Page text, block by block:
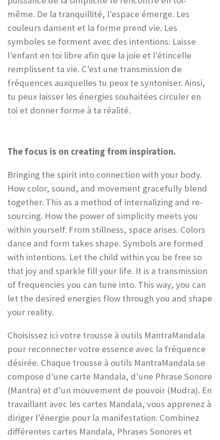
e
même. De la tranquillité, l'espace émerge. Les
couleurs dansent et la forme prend vie. Les
symboles se forment avec des intentions. Laisse
l'enfant en toi libre afin que la joie et l'étincelle
remplissent ta vie. C'est une transmission de
fréquences auxquelles tu peux te syntoniser. Ainsi,
tu peux laisser les énergies souhaitées circuler en
toi et donner forme à ta réalité.
The focus is on creating from inspiration.
Bringing the spirit into connection with your body.
How color, sound, and movement gracefully blend
together. This as a method of internalizing and re-
sourcing. How the power of simplicity meets you
within yourself. From stillness, space arises. Colors
dance and form takes shape. Symbols are formed
with intentions. Let the child within you be free so
that joy and sparkle fill your life. It is a transmission
of frequencies you can tune into. This way, you can
let the desired energies flow through you and shape
your reality.
Choisissez ici votre trousse à outils MantraMandala
pour reconnecter votre essence avec la fréquence
désirée. Chaque trousse à outils MantraMandala se
compose d'une carte Mandala, d'une Phrase Sonore
(Mantra) et d'un mouvement de pouvoir (Mudra). En
travaillant avec les cartes Mandala, vous apprenez à
diriger l'énergie pour la manifestation. Combinez
différentes cartes Mandala, Phrases Sonores et